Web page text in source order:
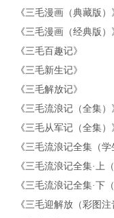
《三毛漫画（典藏版）
《三毛漫画（经典版）
《三毛百趣记》
《三毛新生记》
《三毛解放记》
《三毛流浪记（全集）
《三毛从军记（全集）
《三毛流浪记全集（学
《三毛流浪记全集·上
《三毛流浪记全集·下
《三毛迎解放（彩图注